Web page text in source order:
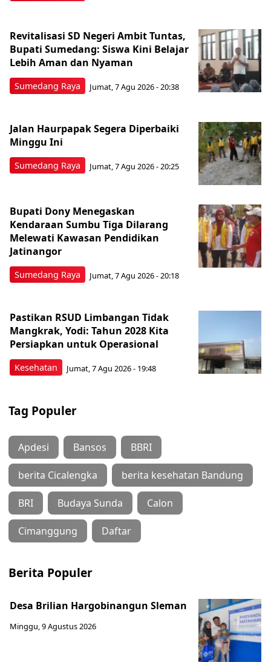
Sumedang Raya
Revitalisasi SD Negeri Ambit Tuntas,
Bupati Sumedang: Siswa Kini Belajar
Lebih Aman dan Nyaman
Jumat, 7 Agu 2026 - 20:38
Sumedang Raya
Jalan Haurpapak Segera Diperbaiki
Minggu Ini
Jumat, 7 Agu 2026 - 20:25
Sumedang Raya
Bupati Dony Menegaskan
Kendaraan Sumbu Tiga Dilarang
Melewati Kawasan Pendidikan
Jatinangor
Jumat, 7 Agu 2026 - 20:18
Kesehatan
Pastikan RSUD Limbangan Tidak
Mangkrak, Yodi: Tahun 2028 Kita
Persiapkan untuk Operasional
Jumat, 7 Agu 2026 - 19:48
Tag Populer
Apdesi Bansos BBRI
berita Cicalengka berita kesehatan Bandung
BRI Budaya Sunda Calon
Cimanggung Daftar
Berita Populer
Desa Brilian Hargobinangun Sleman
Minggu, 9 Agustus 2026